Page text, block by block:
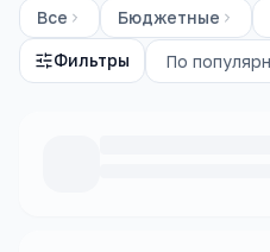
Все Бюджетные
Фильтры